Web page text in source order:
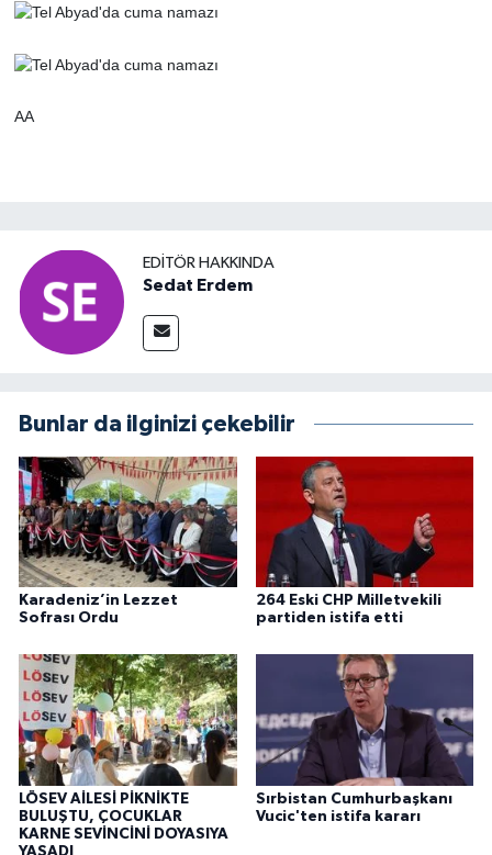
AA
EDITÖR HAKKINDA
Sedat Erdem
Bunlar da ilginizi çekebilir
Karadeniz’in Lezzet
Sofrası Ordu
264 Eski CHP Milletvekili
partiden istifa etti
LÖSEV AİLESİ PİKNİKTE
BULUŞTU, ÇOCUKLAR
KARNE SEVİNCİNİ DOYASIYA
YAŞADI
Sırbistan Cumhurbaşkanı
Vucic'ten istifa kararı